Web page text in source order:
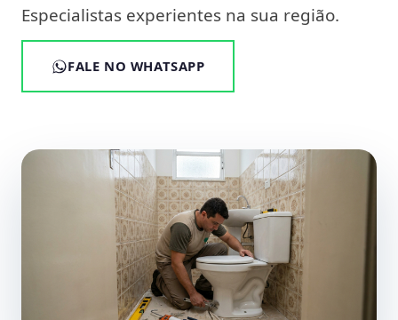
Especialistas experientes na sua região.
FALE NO WHATSAPP